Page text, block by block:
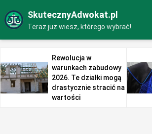
SkutecznyAdwokat.pl
Teraz już wiesz, którego wybrać!
Rewolucja w
warunkach zabudowy
2026. Te działki mogą
drastycznie stracić na
wartości